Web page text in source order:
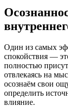
Один из самых
спокойствия —
полностью
отвлекаясь на
осознаём свои
определить
влияние.